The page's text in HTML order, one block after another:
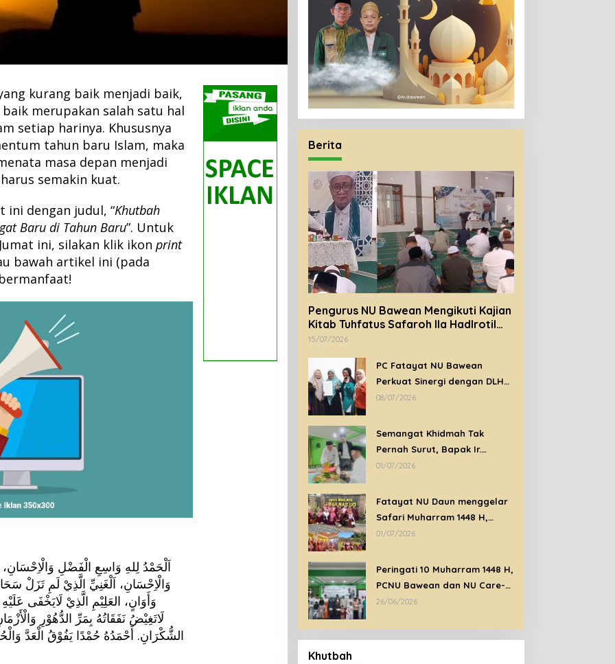
kurang baik menjadi baik,
merupakan salah satu hal
setiap harinya. Khususnya
tahun baru Islam, maka
masa depan menjadi
semakin kuat.
ini dengan judul, “Khutbah
Baru di Tahun Baru”. Untuk
ini, silakan klik ikon print
bawah artikel ini (pada
اَلْحَمْدُ لِلهِ وَاسِعِ الْفَضْلِ
وَالْاِحْسَانِ، اَلْغَنِيِّ الَّذِيْ لَمِ تَزَلْ
وَأَوَانٍ، العَلِيْمِ الَّذِيْ لَايَخْفَى
لَاتَغِيْضُ نَفَقَاتُهُ بِمَرِّ الدُّهُوْرِ
الشُّكْرَانِ. أَحْمَدُهُ حُمْدًا يَفُوْقُ الْعَدَّ
Berita
Pengurus NU Bawean Mengikuti Kajian
Kitab Tuhfatus Safaroh Ila Hadlrotil
Baroroh besama Syeikh Rohimuddin
15/07/2026
PC Fatayat NU Bawean
Perkuat Sinergi dengan DLH
Gresik untuk Pelestarian
08/07/2026
Semangat Khidmah Tak
Pernah Surut, Bapak Ir.
Syariful Mizan Tetap Hadiri
1448 H di Tengah Kondisi Sakit
01/07/2026
Fatayat NU Daun menggelar
Safari Muharram 1448 H,
Perkuat Ukhuwah dan Syiar
01/07/2026
Peringati 10 Muharram 1448 H,
PCNU Bawean dan NU Care-
LAZISNU PCNU Bawean
26/06/2026
Khutbah